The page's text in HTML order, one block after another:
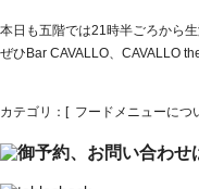
本日も五階では21時半ごろから生
ぜひBar CAVALLO、CAVALLO
カテゴリ：[ フードメニューにつ